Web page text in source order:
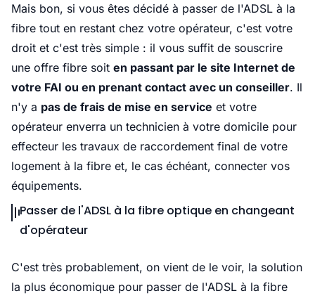
Mais bon, si vous êtes décidé à passer de l'ADSL à la
fibre tout en restant chez votre opérateur, c'est votre
droit et c'est très simple : il vous suffit de souscrire
une offre fibre soit en passant par le site Internet de
votre FAI ou en prenant contact avec un conseiller. Il
n'y a pas de frais de mise en service et votre
opérateur enverra un technicien à votre domicile pour
effecteur les travaux de raccordement final de votre
logement à la fibre et, le cas échéant, connecter vos
équipements.
Passer de l'ADSL à la fibre optique en changeant
d'opérateur
C'est très probablement, on vient de le voir, la solution
la plus économique pour passer de l'ADSL à la fibre